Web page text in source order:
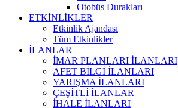
Otobüs Durakları
ETKİNLİKLER
Etkinlik Ajandası
Tüm Etkinlikler
İLANLAR
İMAR PLANLARI İLANLARI
AFET BİLGİ İLANLARI
YARIŞMA İLANLARI
ÇEŞİTLİ İLANLAR
İHALE İLANLARI